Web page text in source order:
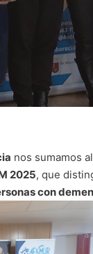
nos sumamos
2025, que
con